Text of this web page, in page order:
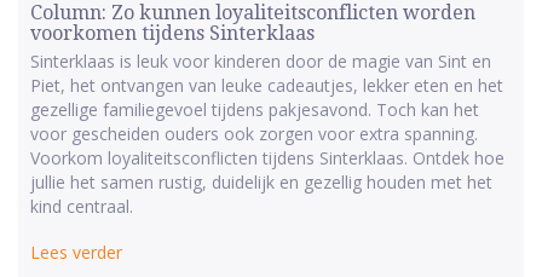
Column: Zo kunnen loyaliteitsconflicten worden
voorkomen tijdens Sinterklaas
Sinterklaas is leuk voor kinderen door de magie van Sint en
Piet, het ontvangen van leuke cadeautjes, lekker eten en het
gezellige familiegevoel tijdens pakjesavond. Toch kan het
voor gescheiden ouders ook zorgen voor extra spanning.
Voorkom loyaliteitsconflicten tijdens Sinterklaas. Ontdek hoe
jullie het samen rustig, duidelijk en gezellig houden met het
kind centraal.
Lees verder